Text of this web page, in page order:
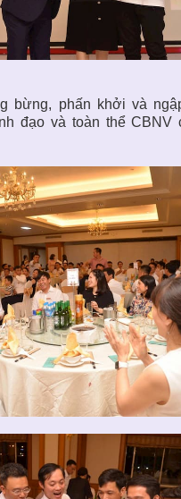
bừng, phấn khởi và
đạo và toàn thể CBNV